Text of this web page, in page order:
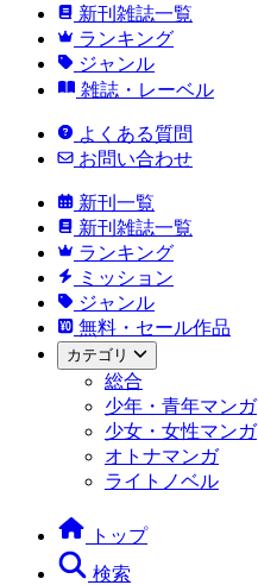
新刊雑誌一覧
ランキング
ジャンル
雑誌・レーベル
よくある質問
お問い合わせ
新刊一覧
新刊雑誌一覧
ランキング
ミッション
ジャンル
無料・セール作品
カテゴリ
総合
少年・青年マンガ
少女・女性マンガ
オトナマンガ
ライトノベル
トップ
検索